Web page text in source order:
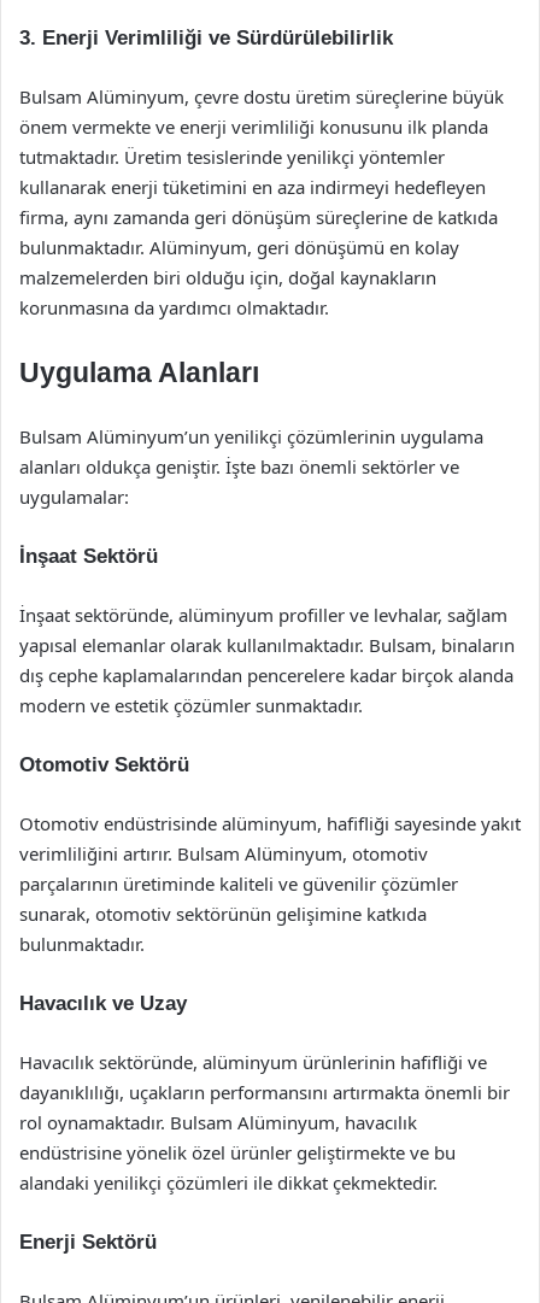
3. Enerji Verimliliği ve Sürdürülebilirlik
Bulsam Alüminyum, çevre dostu üretim süreçlerine büyük
önem vermekte ve enerji verimliliği konusunu ilk planda
tutmaktadır. Üretim tesislerinde yenilikçi yöntemler
kullanarak enerji tüketimini en aza indirmeyi hedefleyen
firma, aynı zamanda geri dönüşüm süreçlerine de katkıda
bulunmaktadır. Alüminyum, geri dönüşümü en kolay
malzemelerden biri olduğu için, doğal kaynakların
korunmasına da yardımcı olmaktadır.
Uygulama Alanları
Bulsam Alüminyum’un yenilikçi çözümlerinin uygulama
alanları oldukça geniştir. İşte bazı önemli sektörler ve
uygulamalar:
İnşaat Sektörü
İnşaat sektöründe, alüminyum profiller ve levhalar, sağlam
yapısal elemanlar olarak kullanılmaktadır. Bulsam, binaların
dış cephe kaplamalarından pencerelere kadar birçok alanda
modern ve estetik çözümler sunmaktadır.
Otomotiv Sektörü
Otomotiv endüstrisinde alüminyum, hafifliği sayesinde yakıt
verimliliğini artırır. Bulsam Alüminyum, otomotiv
parçalarının üretiminde kaliteli ve güvenilir çözümler
sunarak, otomotiv sektörünün gelişimine katkıda
bulunmaktadır.
Havacılık ve Uzay
Havacılık sektöründe, alüminyum ürünlerinin hafifliği ve
dayanıklılığı, uçakların performansını artırmakta önemli bir
rol oynamaktadır. Bulsam Alüminyum, havacılık
endüstrisine yönelik özel ürünler geliştirmekte ve bu
alandaki yenilikçi çözümleri ile dikkat çekmektedir.
Enerji Sektörü